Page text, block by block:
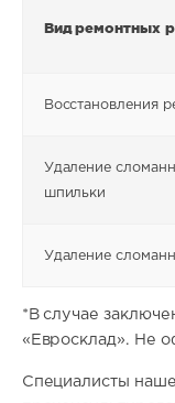
Вид ремонтных
Восстановления
Удаление
шпильки
Удаление
*В случае
«Евросклад». Не
Специалисты